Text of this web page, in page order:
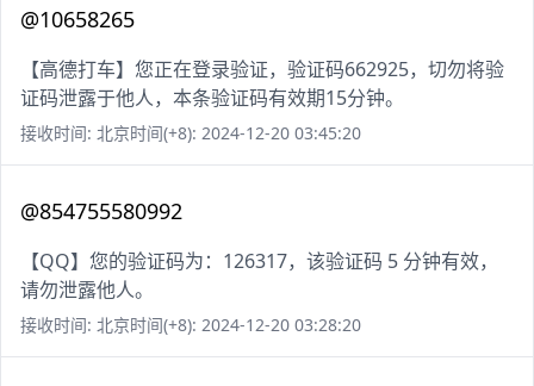
@10658265
【高德打车】您正在登录验证，验证码662925，切勿将验
证码泄露于他人，本条验证码有效期15分钟。
接收时间: 北京时间(+8): 2024-12-20 03:45:20
@854755580992
【QQ】您的验证码为：126317，该验证码 5 分钟有效，
请勿泄露他人。
接收时间: 北京时间(+8): 2024-12-20 03:28:20